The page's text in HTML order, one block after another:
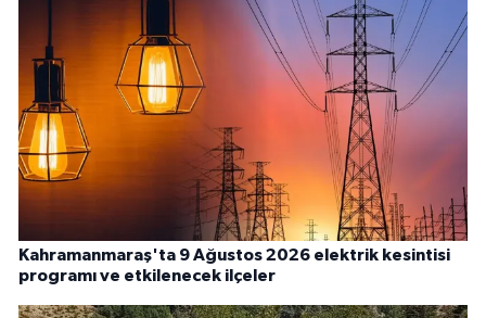
Kahramanmaraş'ta 9 Ağustos 2026 elektrik kesintisi
programı ve etkilenecek ilçeler